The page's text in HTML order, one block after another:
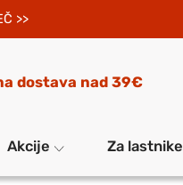
>>
dostava nad 39€
Akcije Za lastnike